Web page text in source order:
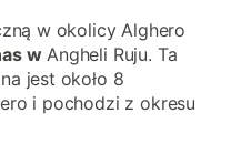
w okolicy Alghero
w Angheli Ruju. Ta
jest około 8
i pochodzi z okresu